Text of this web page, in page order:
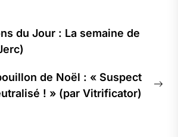
du Jour : La semaine de
de Noël : « Suspect
! » (par Vitrificator)